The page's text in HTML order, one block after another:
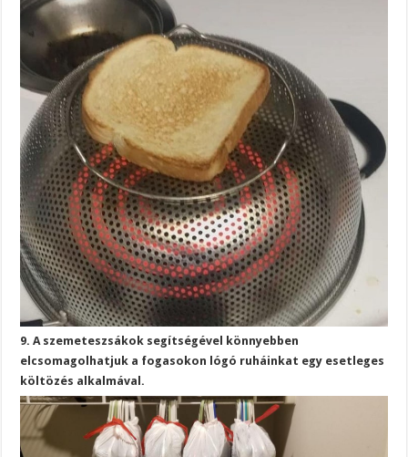
9. A szemeteszsákok segítségével könnyebben
elcsomagolhatjuk a fogasokon lógó ruháinkat egy esetleges
költözés alkalmával.